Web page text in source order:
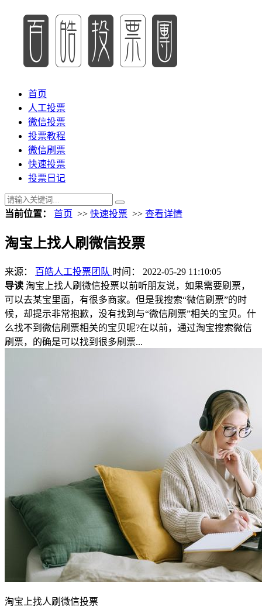
首页
人工投票
微信投票
投票教程
微信刷票
快速投票
投票日记
当前位置： 首页 >> 快速投票 >> 查看详情
淘宝上找人刷微信投票
来源： 百皓人工投票团队 时间： 2022-05-29 11:10:05
导读 淘宝上找人刷微信投票以前听朋友说，如果需要刷票，
可以去某宝里面，有很多商家。但是我搜索“微信刷票”的时
候，却提示非常抱歉，没有找到与“微信刷票”相关的宝贝。什
么找不到微信刷票相关的宝贝呢?在以前，通过淘宝搜索微信
刷票，的确是可以找到很多刷票...
淘宝上找人刷微信投票